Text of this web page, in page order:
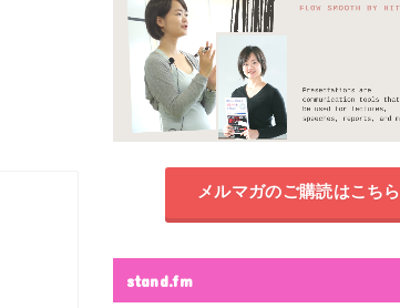
メルマガのご購読はこちら
stand.fm